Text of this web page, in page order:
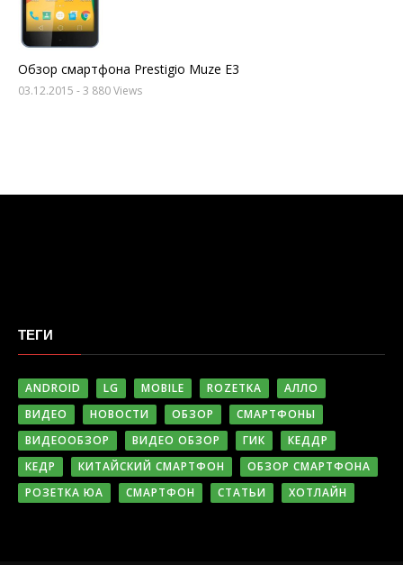
Обзор смартфона Prestigio Muze E3
03.12.2015 - 3 880 Views
ТЕГИ
ANDROID LG MOBILE ROZETKA
АЛЛО
ВИДЕО
НОВОСТИ ОБЗОР
СМАРТФОНЫ
ВИДЕООБЗОР
ВИДЕО ОБЗОР ГИК
КЕДДР
КЕДР
КИТАЙСКИЙ СМАРТФОН
ОБЗОР СМАРТФОНА
РОЗЕТКА ЮА
СМАРТФОН СТАТЬИ ХОТЛАЙН